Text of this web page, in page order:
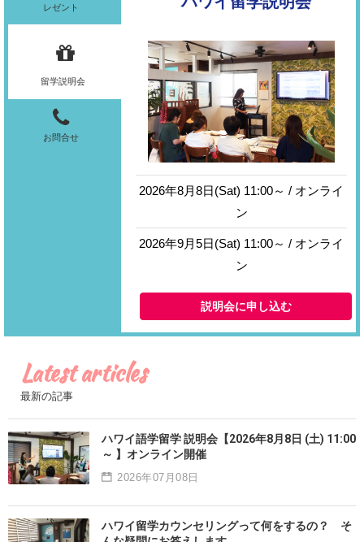
レゼント
留学説明会
お問合せ
2026年8月8日(Sat) 11:00～ / オンライ
ン
2026年9月5日(Sat) 11:00～ / オンライ
ン
説明会に申し込む
Latest articles
最新の記事
ハワイ語学留学 説明会【2026年8月8日 (土) 11:00
～ 】オンライン開催
2026年07月08日
ハワイ留学カウンセリングって何をするの？ そ